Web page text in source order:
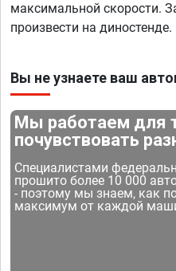
максимальной скорости.
произвести на диностенде.
Вы не узнаете ваш
Мы работаем для
почувствовать
Специалистами
прошито более 10 000
- поэтому мы знаем, как
максимум от каждой